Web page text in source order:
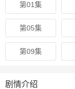
第01集
第05集
第09集
剧情介绍